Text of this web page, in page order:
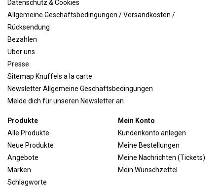
Datenschutz & Cookies
Allgemeine Geschäftsbedingungen / Versandkosten /
Rücksendung
Bezahlen
Über uns
Presse
Sitemap Knuffels a la carte
Newsletter Allgemeine Geschäftsbedingungen
Melde dich für unseren Newsletter an
Produkte
Alle Produkte
Neue Produkte
Angebote
Marken
Schlagworte
Mein Konto
Kundenkonto anlegen
Meine Bestellungen
Meine Nachrichten (Tickets)
Mein Wunschzettel